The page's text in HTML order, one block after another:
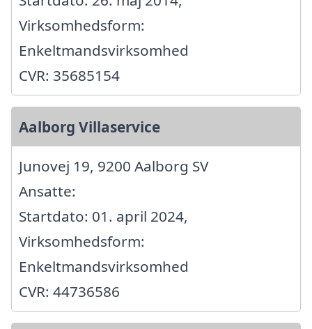
Virksomhedsform:
Enkeltmandsvirksomhed
CVR: 35685154
Aalborg Villaservice
Junovej 19, 9200 Aalborg SV
Ansatte:
Startdato: 01. april 2024,
Virksomhedsform:
Enkeltmandsvirksomhed
CVR: 44736586